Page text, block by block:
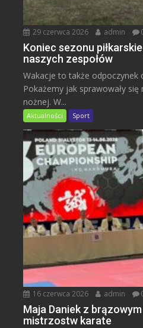
29 czerwca 2026 admin
Koniec sezonu
naszych zespołów
Wakacje to także odpoczynek
Pokażemy jak sprawowały się
nożnej. W...
Aktualności Sport
16 czerwca 2026 admin
Maja Daniek z
mistrzostw karate